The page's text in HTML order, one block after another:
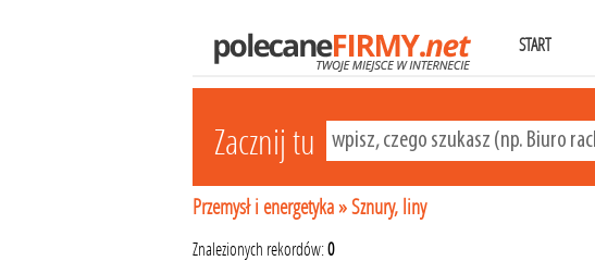
START
Zacznij tu
Przemysł i energetyka»Sznury, liny
Znalezionych rekordów:0